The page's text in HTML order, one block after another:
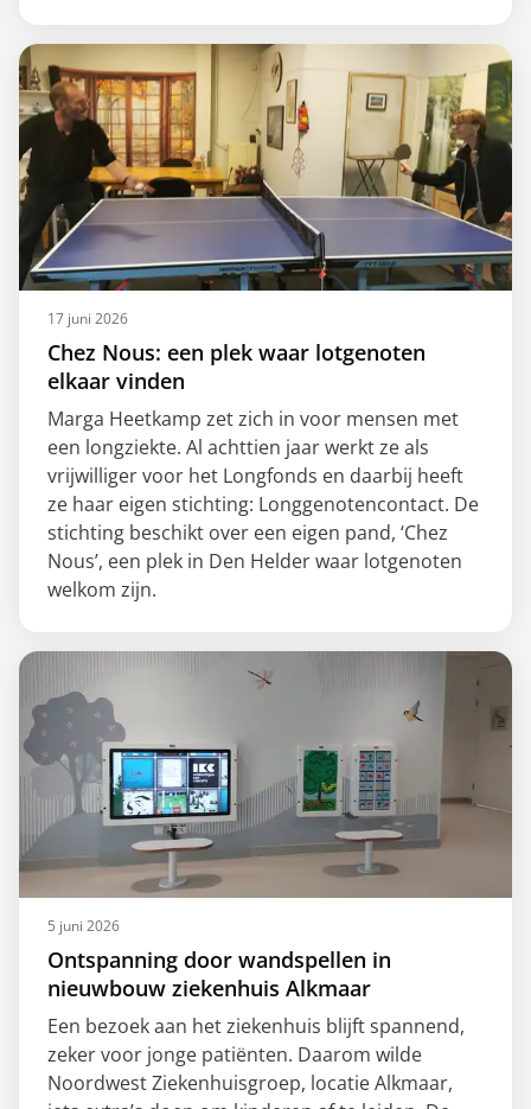
Chez Nous: een plek waar lotgenoten
elkaar vinden
17 juni 2026
Marga Heetkamp zet zich in voor mensen met
een longziekte. Al achttien jaar werkt ze als
vrijwilliger voor het Longfonds en daarbij heeft
ze haar eigen stichting: Longgenotencontact. De
stichting beschikt over een eigen pand, ‘Chez
Nous’, een plek in Den Helder waar lotgenoten
welkom zijn.
Ontspanning door wandspellen in
nieuwbouw ziekenhuis Alkmaar
5 juni 2026
Een bezoek aan het ziekenhuis blijft spannend,
zeker voor jonge patiënten. Daarom wilde
Noordwest Ziekenhuisgroep, locatie Alkmaar,